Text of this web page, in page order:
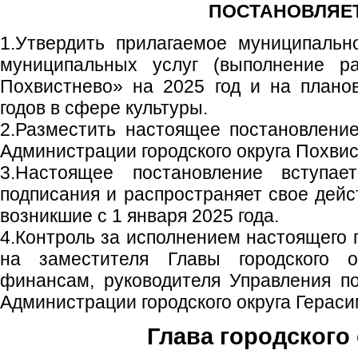
1.Утвердить прилагаемое
муниципальных услуг
Похвистнево» на 2025 год и на
годов в сфере культуры.
2.Разместить настоящее
Администрации городского округа
3.Настоящее постановление
подписания и распространяет свое
возникшие с 1 января 2025 года.
4.Контроль за исполнением настоящего
на заместителя Главы городского
финансам, руководителя Управления
Администрации городского округа
Глава городского